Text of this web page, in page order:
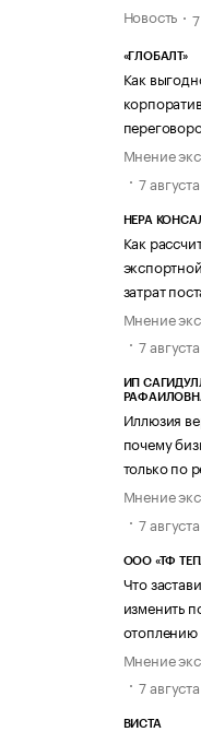
Новость
«ГЛОБАЛТ»
Как
Мнение
7
НЕРА
Как
затрат
Мнение
7
ИП
Иллюзия
почему
только по
Мнение
7
ООО «ТФ
Что
изменить
отоплению
Мнение
7
ВИСТА